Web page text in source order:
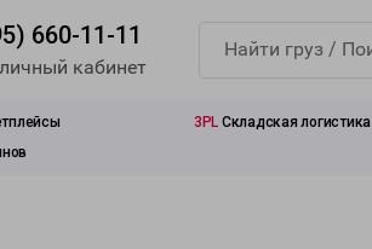
660-11-11
кабинет
3PL Складская логистика